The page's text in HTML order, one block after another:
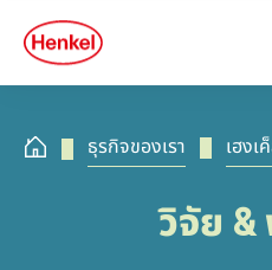
Skip to main content
Skip to footer
quick
search
ธุรกิจของเรา เฮง
วิจัย